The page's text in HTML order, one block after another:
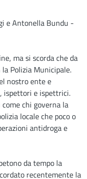
e Antonella Bundu -
ma si scorda che da
Polizia Municipale.
nostro ente e
ispettori e ispettrici.
chi governa la
locale che poco o
antidroga e
da tempo la
recentemente la